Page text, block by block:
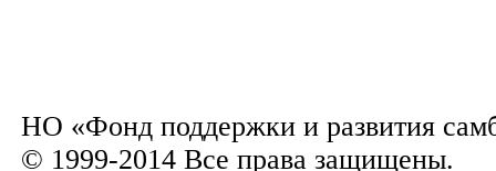
НО «Фонд поддержки и развития
© 1999-2014 Все права защищены.